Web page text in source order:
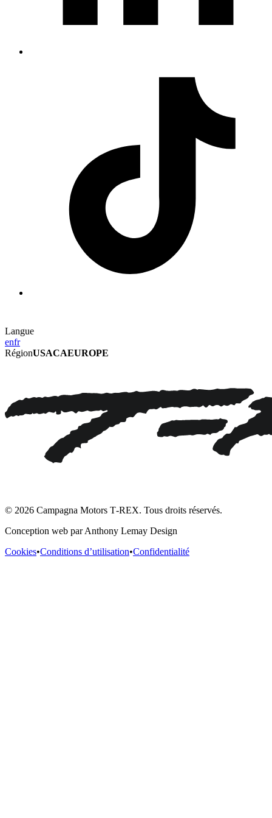
Langue
enfr
RégionUSACAEUROPE
© 2026 Campagna Motors T‑REX. Tous droits réservés.
Conception web par Anthony Lemay Design
Cookies•Conditions d’utilisation•Confidentialité